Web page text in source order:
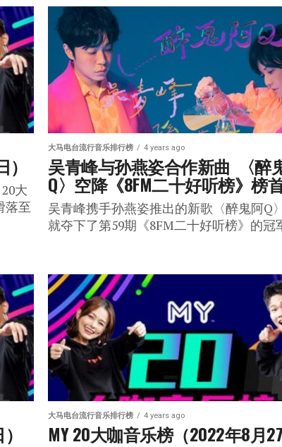
大
落至
大马电台流行音乐排行榜 4 years ago
吴青峰与孙燕姿合作新曲  〈醉
Q〉空降《8FM二十好听榜》榜
吴青峰携手孙燕姿推出的新歌〈醉鬼阿Q
就夺下了第59期《8FM二十好听榜》的冠
大马电台流行音乐排行榜 4 years ago
MY 20大咖音乐榜（2022年8月27